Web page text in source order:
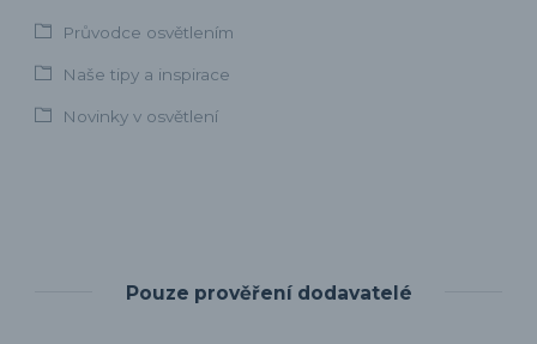
Průvodce osvětlením
Naše tipy a inspirace
Novinky v osvětlení
Pouze prověření dodavatelé